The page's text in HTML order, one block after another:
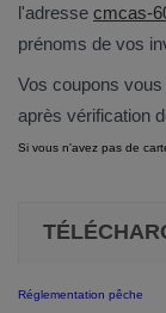
l'adresse cmcas-
prénoms de vos
Vos coupons
après vérification
Si vous n'avez pas de
Réglementation pêche